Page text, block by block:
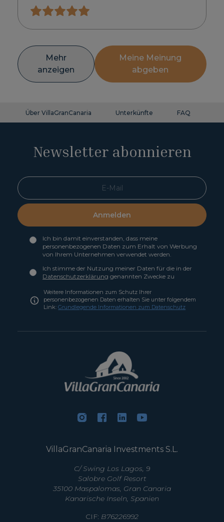
Mehr
anzeigen
Meine Meinung
abgeben
Über VillaGranCanaria Unterkünfte FAQ
Newsletter abonnieren
Anmelden
Ich bin damit einverstanden, dass meine
personenbezogenen Daten zum Erhalt von Werbung
von Ihrem Unternehmen verwendet werden.
Ich stimme der Nutzung meiner Daten für die in der
Datenschutzerklärung genannten Zwecke zu
Weitere Informationen zum Schutz Ihrer
personenbezogenen Daten erhalten Sie unter folgendem
Link:Grundlegende Informationen zum Datenschutz
VillaGranCanaria Investments S.L.
C/ Swing Los Lagos, 9
Salobre Golf Resort
35100 Maspalomas, Gran Canaria
Kanarische Inseln, Spanien
CIF: B76226992